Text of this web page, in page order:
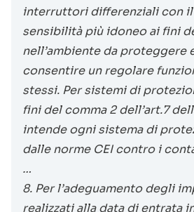
interruttori differenziali con
sensibilità più idoneo ai fini
nell’ambiente da proteggere
consentire un regolare
stessi. Per sistemi di
fini del comma 2 dell’art.7
intende ogni sistema di
dalle norme CEI contro i
…
8. Per l’adeguamento degli
realizzati alla data di entrata